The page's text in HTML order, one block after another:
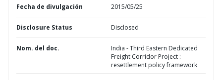
Fecha de divulgación 2015/05/25
Disclosure Status Disclosed
Nom. del doc.
India - Third Eastern Dedicated
Freight Corridor Project :
resettlement policy framework